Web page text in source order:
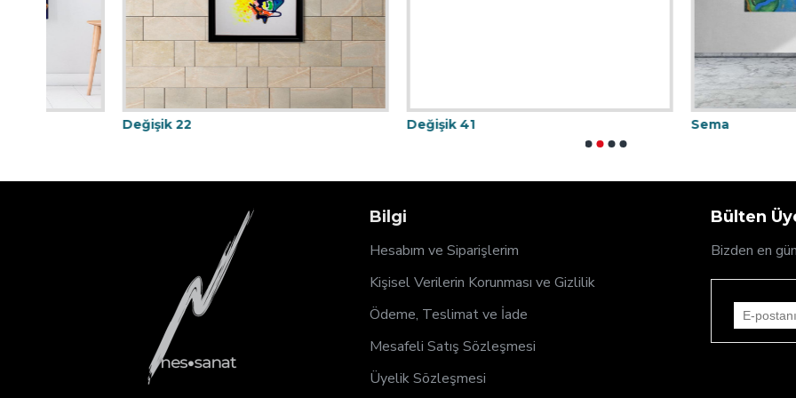
Bilgi
Hesabım ve Siparişlerim
Kişisel Verilerin Korunması ve Gizlilik
Ödeme, Teslimat ve İade
Mesafeli Satış Sözleşmesi
Üyelik Sözleşmesi
Bülten
Bizden en